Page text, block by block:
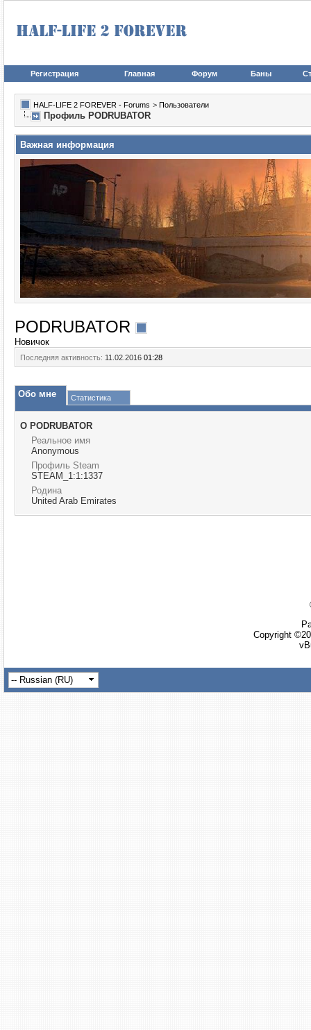
Регистрация Главная Форум Баны
HALF-LIFE 2 FOREVER - Forums > Пользователи
Профиль PODRUBATOR
Важная информация
PODRUBATOR
Новичок
Последняя активность: 11.02.2016 01:28
Обо мне Статистика
О PODRUBATOR
Реальное имя
Anonymous
Профиль Steam
STEAM_1:1:1337
Родина
United Arab Emirates
Copyright